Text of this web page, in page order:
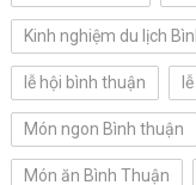
Kinh nghiệm du lịch
lễ hội bình thuận
Món ngon Bình thuận
Món ăn Bình Thuận